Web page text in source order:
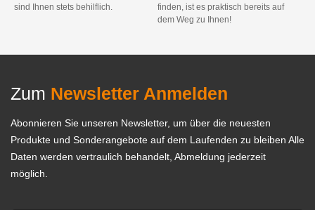
sind Ihnen stets behilflich.
finden, ist es praktisch bereits auf
dem Weg zu Ihnen!
Zum Newsletter Anmelden
Abonnieren Sie unseren Newsletter, um über die neuesten
Produkte und Sonderangebote auf dem Laufenden zu bleiben Alle
Daten werden vertraulich behandelt, Abmeldung jederzeit
möglich.